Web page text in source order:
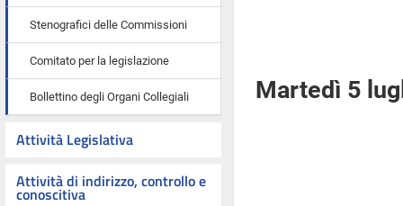
Stenografici delle Commissioni
Comitato per la legislazione
Bollettino degli Organi Collegiali
Attività Legislativa
Attività di indirizzo, controllo e
conoscitiva
Martedì 5